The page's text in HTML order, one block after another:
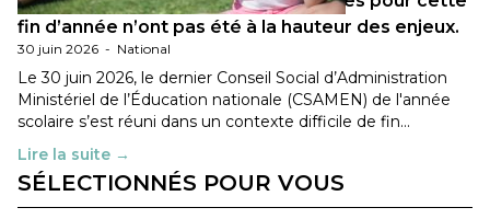
fin d’année n’ont pas été à la hauteur des enjeux.
30 juin 2026 - National
Le 30 juin 2026, le dernier Conseil Social d’Administration
Ministériel de l’Éducation nationale (CSAMEN) de l'année
scolaire s’est réuni dans un contexte difficile de fin…
Lire la suite →
SÉLECTIONNÉS POUR VOUS